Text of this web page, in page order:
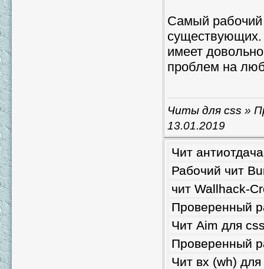
Самый рабочий
существующих.
имеет
проблем на
Читы для css »
13.01.2019
Чит
Рабочий чит
чит Wallhack-
Проверенный
Чит Aim для
Проверенный
Чит вх (wh)